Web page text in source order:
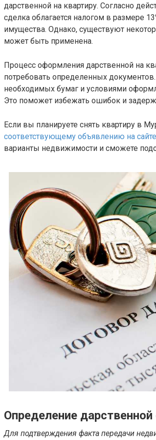
дарственной на квартиру. Согласно
сделка облагается налогом в размере
имущества. Однако, существуют
может быть применена.
Процесс оформления дарственной на
потребовать определенных
необходимых бумаг и условиями
Это поможет избежать ошибок и
Если вы планируете снять квартиру в
соответствующему объявлению на
варианты недвижимости и сможете
Определение
Для подтверждения факта передачи